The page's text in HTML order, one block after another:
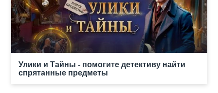
Улики и Тайны - помогите детективу найти
спрятанные предметы